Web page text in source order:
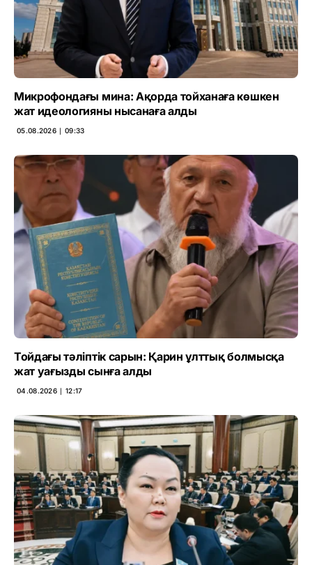
Микрофондағы мина: Ақорда тойханаға көшкен
жат идеологияны нысанаға алды
05.08.2026 ∣ 09:33
Тойдағы тәліптік сарын: Қарин ұлттық болмысқа
жат уағызды сынға алды
04.08.2026 ∣ 12:17